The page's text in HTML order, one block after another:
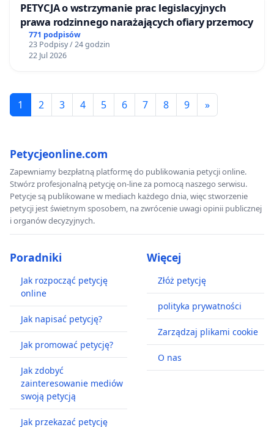
PETYCJA o wstrzymanie prac legislacyjnych
prawa rodzinnego narażających ofiary przemocy
771 podpisów
23 Podpisy / 24 godzin
22 Jul 2026
1 2 3 4 5 6 7 8 9 »
Petycjeonline.com
Zapewniamy bezpłatną platformę do publikowania petycji online.
Stwórz profesjonalną petycję on-line za pomocą naszego serwisu.
Petycje są publikowane w mediach każdego dnia, więc stworzenie
petycji jest świetnym sposobem, na zwrócenie uwagi opinii publicznej
i organów decyzyjnych.
Poradniki
Jak rozpocząć petycję
online
Jak napisać petycję?
Jak promować petycję?
Jak zdobyć
zainteresowanie mediów
swoją petycją
Jak przekazać petycję
Więcej
Złóż petycję
polityka prywatności
Zarządzaj plikami cookie
O nas